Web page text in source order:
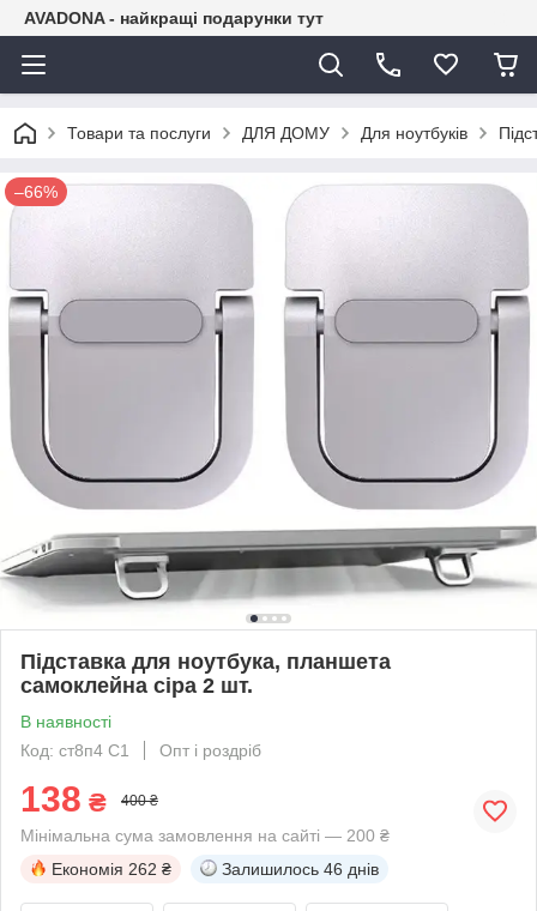
AVADONA - найкращі подарунки тут
Товари та послуги ДЛЯ ДОМУ Для ноутбуків
–66%
Підставка для ноутбука, планшета
самоклейна сіра 2 шт.
В наявності
Код: ст8п4 С1
Опт і роздріб
138 ₴ 400 ₴
Мінімальна сума замовлення на сайті — 200 ₴
Економія 262 ₴ Залишилось 46 днів